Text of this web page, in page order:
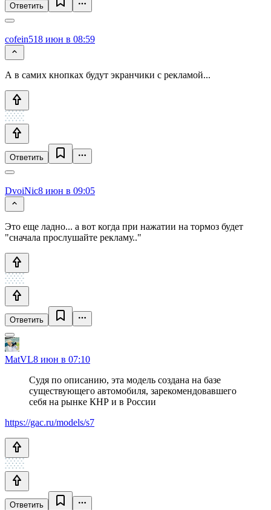
Ответить
cofein518 июн в 08:59
А в самих кнопках будут экранчики с рекламой...
Ответить
DvoiNic8 июн в 09:05
Это еще ладно... а вот когда при нажатии на тормоз будет
"сначала прослушайте рекламу.."
Ответить
MatVL8 июн в 07:10
Судя по описанию, эта модель создана на базе
существующего автомобиля, зарекомендовавшего
себя на рынке КНР и в России
https://gac.ru/models/s7
Ответить